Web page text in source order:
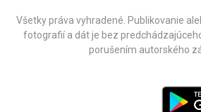
Všetky práva vyhradené. Publikovanie
fotografií a dát je bez
porušením autorského